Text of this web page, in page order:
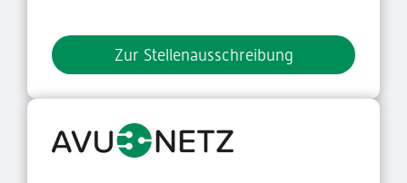
Zur Stellenausschreibung